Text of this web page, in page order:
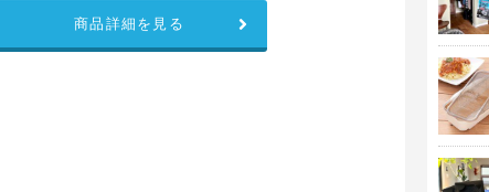
商品詳細を見る